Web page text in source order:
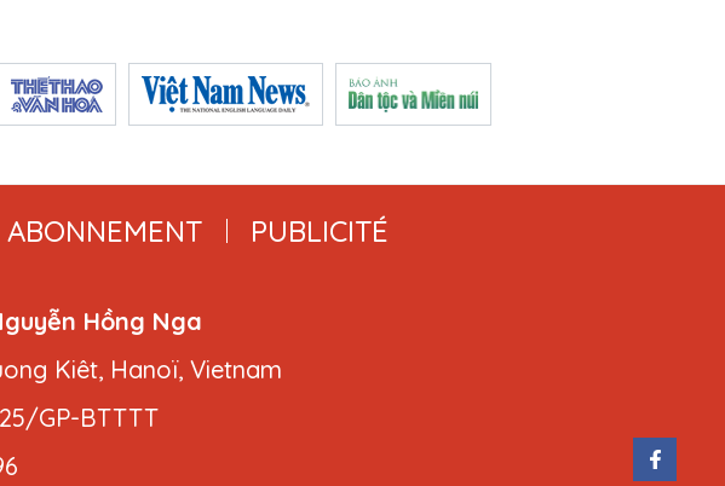
ABONNEMENT PUBLICITÉ
Hồng Nga
Kiêt, Hanoï, Vietnam
GP-BTTTT